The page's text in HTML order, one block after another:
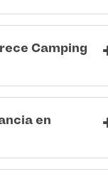
Camping
en